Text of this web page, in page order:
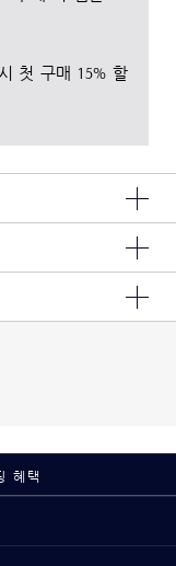
첫 구매 15% 할
다.
지 없이 변경되거
품을 꼭 확인해주세
강화로 건강해지는
에 사용하세요. 자
요.
소도데케인,에칠헥
타늄디옥사이드,옥
피지-10/1다이메티
티콘,쿼터늄-90벤
스테일켈프추출물,
우카추출물,조류추
하이드롤라이즈드
듐클로라이드,실리
혜택